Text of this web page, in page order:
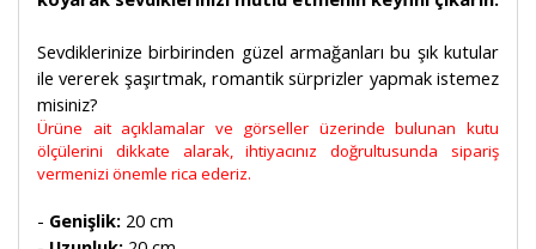
Sevdiklerinize birbirinden güzel armağanları bu şık kutular
ile vererek şaşırtmak, romantik sürprizler yapmak istemez
misiniz?
Ürüne ait açıklamalar ve görseller üzerinde bulunan kutu
ölçülerini dikkate alarak, ihtiyacınız doğrultusunda sipariş
vermenizi önemle rica ederiz.
- Genişlik: 20 cm